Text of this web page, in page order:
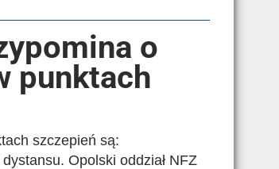
o
punktach
szczepień są:
Opolski oddział NFZ